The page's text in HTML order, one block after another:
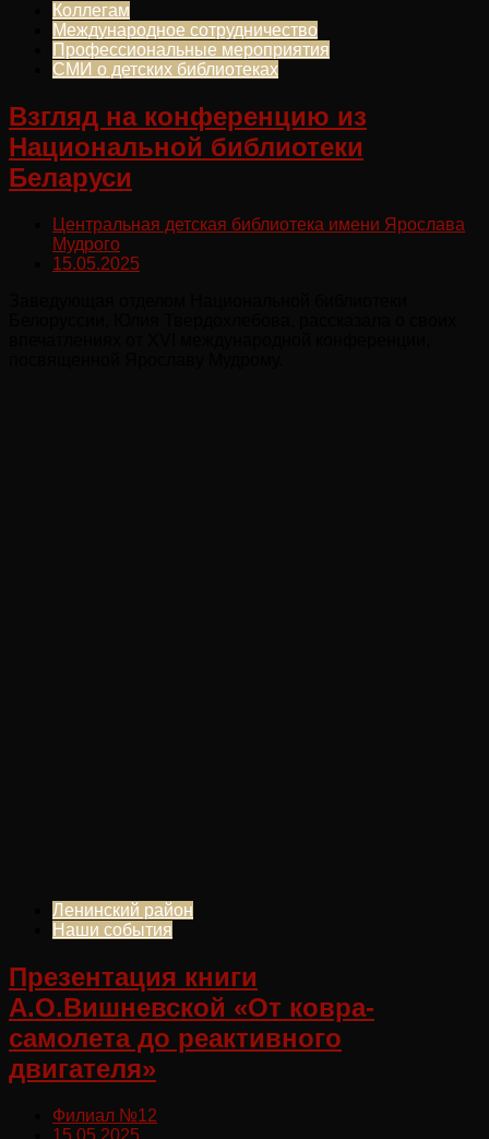
Коллегам
Международное сотрудничество
Профессиональные мероприятия
СМИ о детских библиотеках
Взгляд на конференцию из
Национальной библиотеки
Беларуси
Центральная детская библиотека имени Ярослава
Мудрого
15.05.2025
Ленинский район
Наши события
Презентация книги
А.О.Вишневской «От ковра-
самолета до реактивного
двигателя»
Филиал №12
15.05.2025